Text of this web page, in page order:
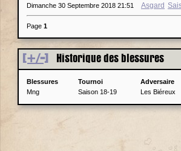
Dimanche 30 Septembre 2018 21:51 Asgard
Page 1
[+/-] Historique des blessures
Blessures Tournoi Adversaire
Mng
Saison 18-19 Les Biéreux